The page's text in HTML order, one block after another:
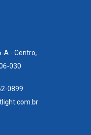
A - Centro,
030
0899